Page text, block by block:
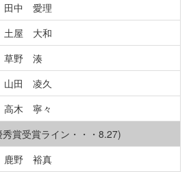
田中 愛理
土屋 大和
草野 湊
山田 凌久
高木 寧々
賞受賞ライン・・・8.27)
鹿野 裕真